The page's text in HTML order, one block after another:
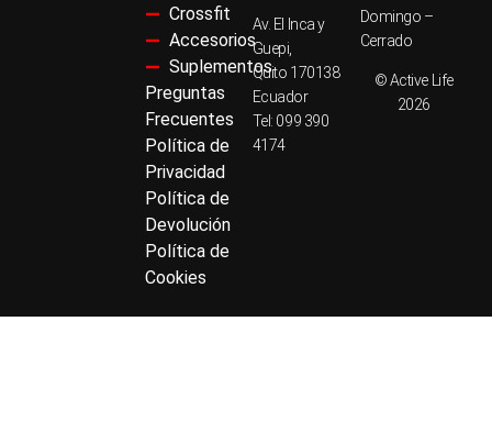
Crossfit
Accesorios
Suplementos
Preguntas
Frecuentes
Política de
Privacidad
Política de
Devolución
Política de
Cookies
Av. El Inca y
Guepi,
Quito 170138
Ecuador
Tel: 099 390
4174
Domingo –
Cerrado
© Active Life
2026